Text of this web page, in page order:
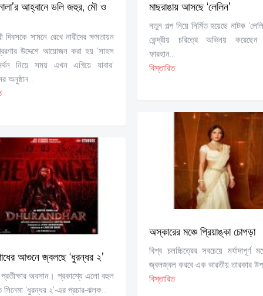
আহ্বানে ডলি জহুর, মৌ ও
দিবসকে সামনে রেখে নারীদের ক্ষমতায়ন
উদ্দেশে আয়োজন করা হয় ‘সাহস
নিয়ে সময় এখন এগিয়ে যাবার’
অনুষ্ঠান...
আগুনে জ্বলছে ‘ধুরন্ধর ২’
অবসান। প্রকাশ্যে এলো বহুল
‘ধুরন্ধর ২’-এর প্রচার-ঝলক...
মাছরাঙায় আসছে ‘লেলিন’
নতুন গল্প নিয়ে নির্মিত হয়েছে নাটক
কেন্দ্রীয় চরিত্রে অভিনয়
ফারহান...
বিস্তারিত
অস্কারের মঞ্চে প্রিয়াঙ্কা চোপড়া
বিশ্ব চলচ্চিত্রের সবচেয়ে মর্যাদাপূর্ণ
জ্বলজ্বল করবে এক ভারতীয় তারকার
বিস্তারিত